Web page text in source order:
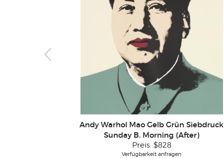
Andy Warhol Mao Gelb Grün Siebdruck
Sunday B. Morning (After)
Preis: $828
Verfügbarkeit anfragen